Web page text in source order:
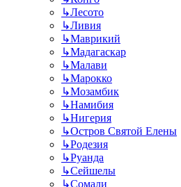
↳Лесото
↳Ливия
↳Маврикий
↳Мадагаскар
↳Малави
↳Марокко
↳Мозамбик
↳Намибия
↳Нигерия
↳Остров Святой Елены
↳Родезия
↳Руанда
↳Сейшелы
↳Сомали